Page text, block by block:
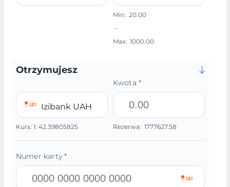
Min: 20.00
-
Max: 1000.00
Otrzymujesz
Izibank UAH
Kurs: 1: 42.39805825
Kwota *
Rezerwa: 1777627.58
Numer karty *